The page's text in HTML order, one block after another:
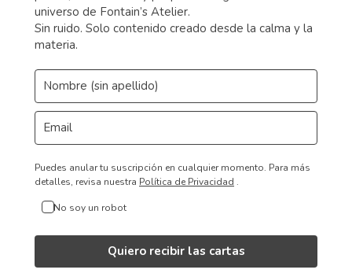
universo de Fontain’s Atelier.
Sin ruido. Solo contenido creado desde la calma y la
materia.
Puedes anular tu suscripción en cualquier momento. Para más
detalles, revisa nuestra Política de Privacidad .
No soy un robot
Quiero recibir las cartas